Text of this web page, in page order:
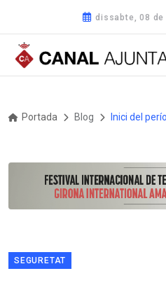
dissabte, 08
Portada Blog
SEGURETAT